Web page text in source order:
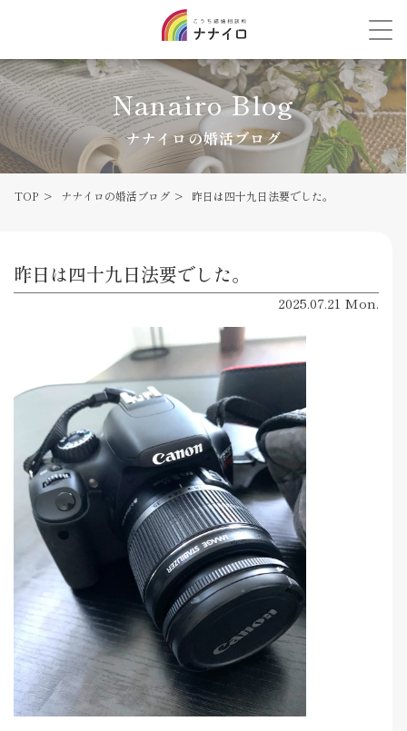
Nanairo Blog
ナナイロの婚活ブログ
TOP ナナイロの婚活ブログ 昨日は四十九日法要でした。
昨日は四十九日法要でした。
2025.07.21 Mon.